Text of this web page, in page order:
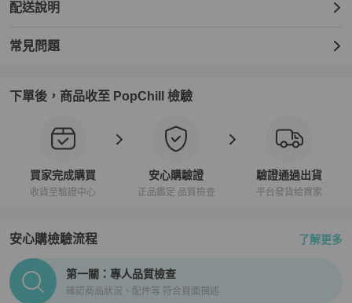
配送說明
常見問題
下單後，商品收至 PopChill 檢驗
買家完成購買
收貨至驗證中心
安心購驗證
正品鑑定 品質檢查
驗證通過出貨
平台發貨給買家
安心購檢驗流程 了解更多
PopChill拍拍圈正品驗證、安心購檢驗流程介紹
第一關：專人品質檢查
確認商品狀況、配件等 符合頁面描述